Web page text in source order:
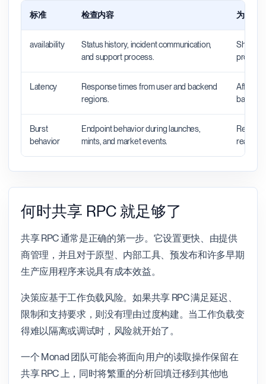
标准 检查内容 为什么
availability
Status history, incident communication,
and support process.
Shows
Latency
Response times from user and backend
regions.
Affects
Burst
behavior
Endpoint behavior during launches,
mints, and market events.
real
何时共享 RPC 就足够了
共享 RPC 通常是正确的第一步。它设置更快、由提供
商管理，并且对于原型、内部工具、预发布和许多早期
生产应用程序来说具有成本效益。
决策应基于工作负载风险。如果共享 RPC 满足延迟、
限制和支持要求，则没有理由过度构建。当工作负载变
得难以隔离或调试时，风险就开始了。
一个 Monad 团队可能会将面向用户的读取操作保留在
共享 RPC 上，同时将繁重的分析回填迁移到其他地